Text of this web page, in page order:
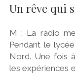
Un rêve qui
M : La radio me
Pendant le
Nord. Une fois à
les expériences